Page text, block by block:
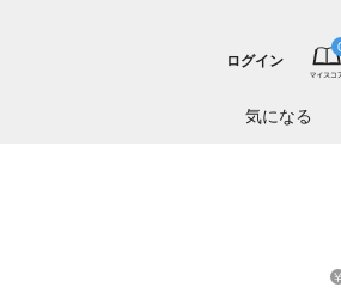
気になる
ログイン